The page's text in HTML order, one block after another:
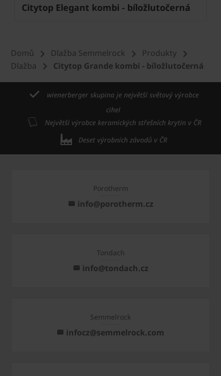
Citytop Elegant kombi - bíložlutočerná
Domů Dlažba Semmelrock
Produkty
Dlažba
Citytop Grande kombi - bíložlutočerná
wienerberger skupina je největší světový výrobce
cihel
Největší výrobce keramických střešních krytin v ČR
Deset výrobních závodů v ČR
Porotherm
info@porotherm.cz
Tondach
info@tondach.cz
Semmelrock
infocz@semmelrock.com